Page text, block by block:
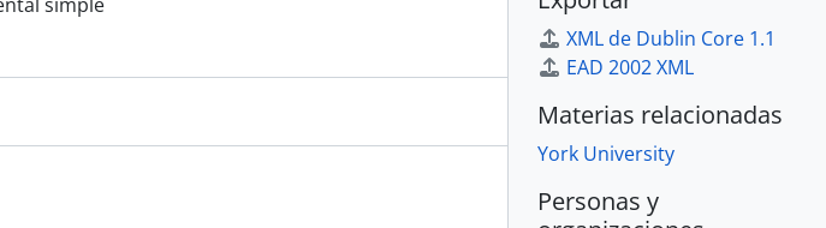
XML de Dublin Core 1.1
EAD 2002 XML
Materias relacionadas
York University
Personas y